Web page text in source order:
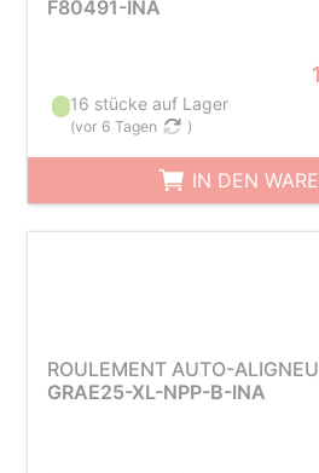
F80491-INA
16 stücke auf Lager
(vor 6 Tagen )
IN DEN
ROULEMENT AUTO-
GRAE25-XL-NPP-B-INA